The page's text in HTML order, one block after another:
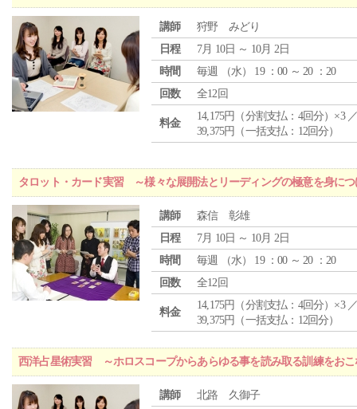
講師
狩野 みどり
日程
7月 10日 ～ 10月 2日
時間
毎週 （水） 19 ：00 ～ 20 ：20
回数
全12回
料金
14,175円（分割支払：4回分）×3
39,375円（一括支払：12回分）
タロット・カード実習 ～様々な展開法とリーディングの極意を身につ
講師
森信 彰雄
日程
7月 10日 ～ 10月 2日
時間
毎週 （水） 19 ：00 ～ 20 ：20
回数
全12回
料金
14,175円（分割支払：4回分）×3
39,375円（一括支払：12回分）
西洋占星術実習 ～ホロスコープからあらゆる事を読み取る訓練をおこ
講師 北路 久御子